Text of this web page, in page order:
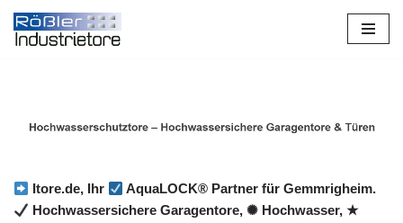
Zum
Itore.de, Ihr
AquaLOCK® Partner für Gemmrigheim.
Hochwassersichere Garagentore, ✺ Hochwasser, ★